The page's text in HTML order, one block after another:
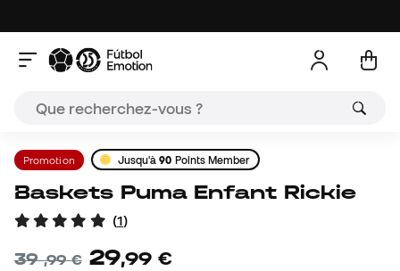
Promotion Jusqu'à90 Points Member
Baskets Puma Enfant Rickie
(1)
39,99 € 29,99 €